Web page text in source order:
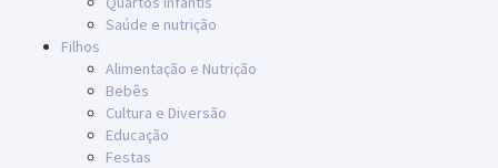
Saúde e nutrição
Filhos
Alimentação e Nutrição
Bebês
Cultura e Diversão
Educação
Festas